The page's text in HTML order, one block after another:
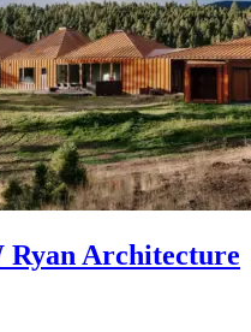
Ryan Architecture